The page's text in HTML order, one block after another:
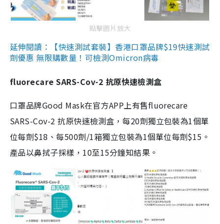
點擊圖片放大
延伸閱讀：【快速測試套裝】香港口罩品牌$19快速測試
劑優惠 無限購數量！可檢測Omicron病毒
fluorecare SARS-Cov-2 抗原快速檢測盒
口罩品牌Good Mask在官方APP上有售fluorecare
SARS-Cov-2 抗原快速檢測盒，每20劑獨立包裝為1個單
位每劑$18、每500劑/1箱獨立包裝為1個單位每劑$15。
產品以鼻拭子採樣，10至15分鐘知結果。